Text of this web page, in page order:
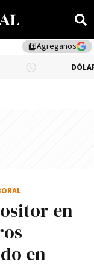
library_addAgreganos
DÓLAR BNA 0.34%
en
en